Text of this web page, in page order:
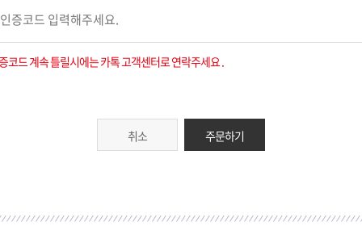
코드 계속 틀릴시에는 카톡 고객센터로 연락주세요 .
취소 주문하기